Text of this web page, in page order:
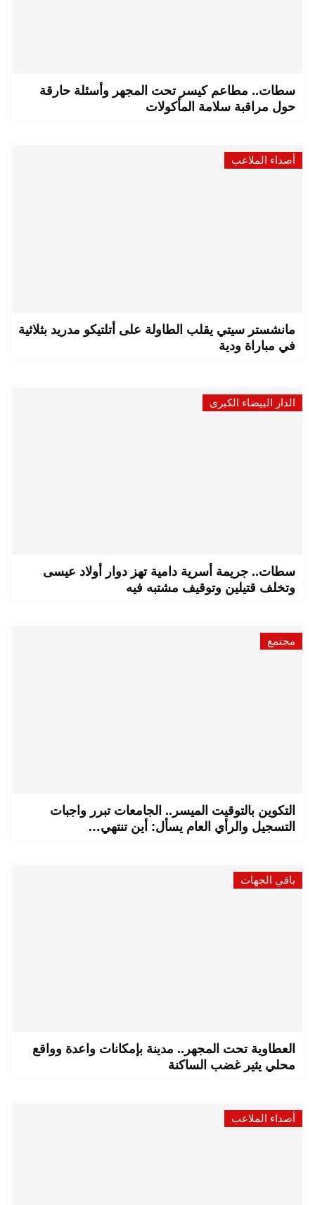
سطات.. مطاعم كيسر تحت المجهر وأسئلة حارقة
حول مراقبة سلامة المأكولات
أصداء الملاعب
مانشستر سيتي يقلب الطاولة على أتلتيكو مدريد بثلاثية
في مباراة ودية
الدار البيضاء الكبرى
سطات.. جريمة أسرية دامية تهز دوار أولاد عيسى
وتخلف قتيلين وتوقيف مشتبه فيه
مجتمع
التكوين بالتوقيت الميسر.. الجامعات تبرر واجبات
التسجيل والرأي العام يسأل: أين تنتهي…
باقي الجهات
العطاوية تحت المجهر.. مدينة بإمكانات واعدة وواقع
محلي يثير غضب الساكنة
أصداء الملاعب